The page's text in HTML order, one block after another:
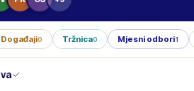
Događaji0 Tržnica0 Mjesni odbori1